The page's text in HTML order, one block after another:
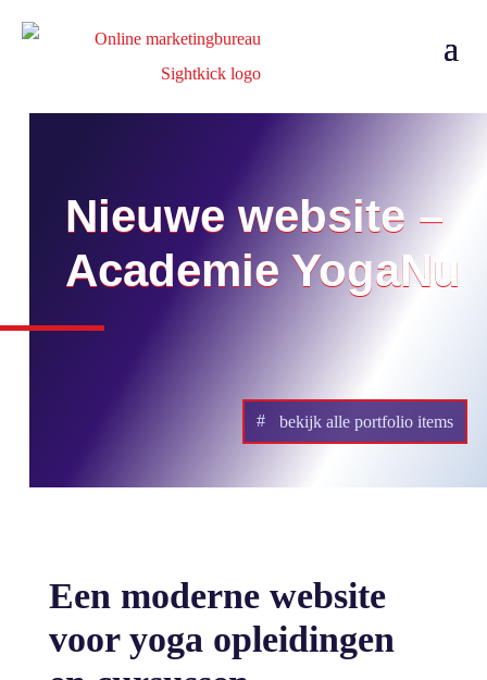
Nieuwe website –
Academie YogaNu
bekijk alle portfolio items
Een moderne website
voor yoga opleidingen